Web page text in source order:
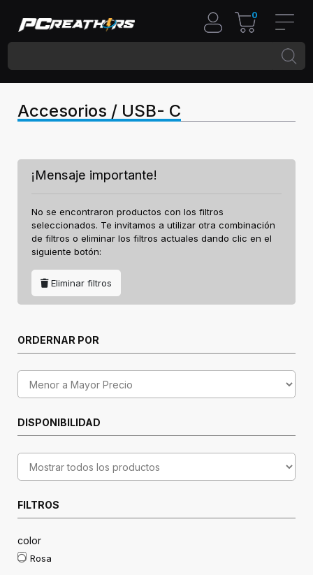
0
Accesorios / USB- C
¡Mensaje importante!
No se encontraron productos con los filtros
seleccionados. Te invitamos a utilizar otra combinación
de filtros o eliminar los filtros actuales dando clic en el
siguiente botón:
Eliminar filtros
ORDERNAR POR
DISPONIBILIDAD
FILTROS
color
Rosa